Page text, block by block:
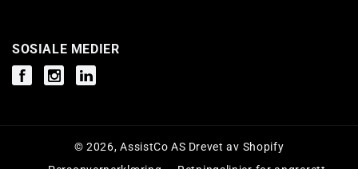
SOSIALE MEDIER
FacebookInstagramInstagram
© 2026,AssistCo AS Drevet av Shopify